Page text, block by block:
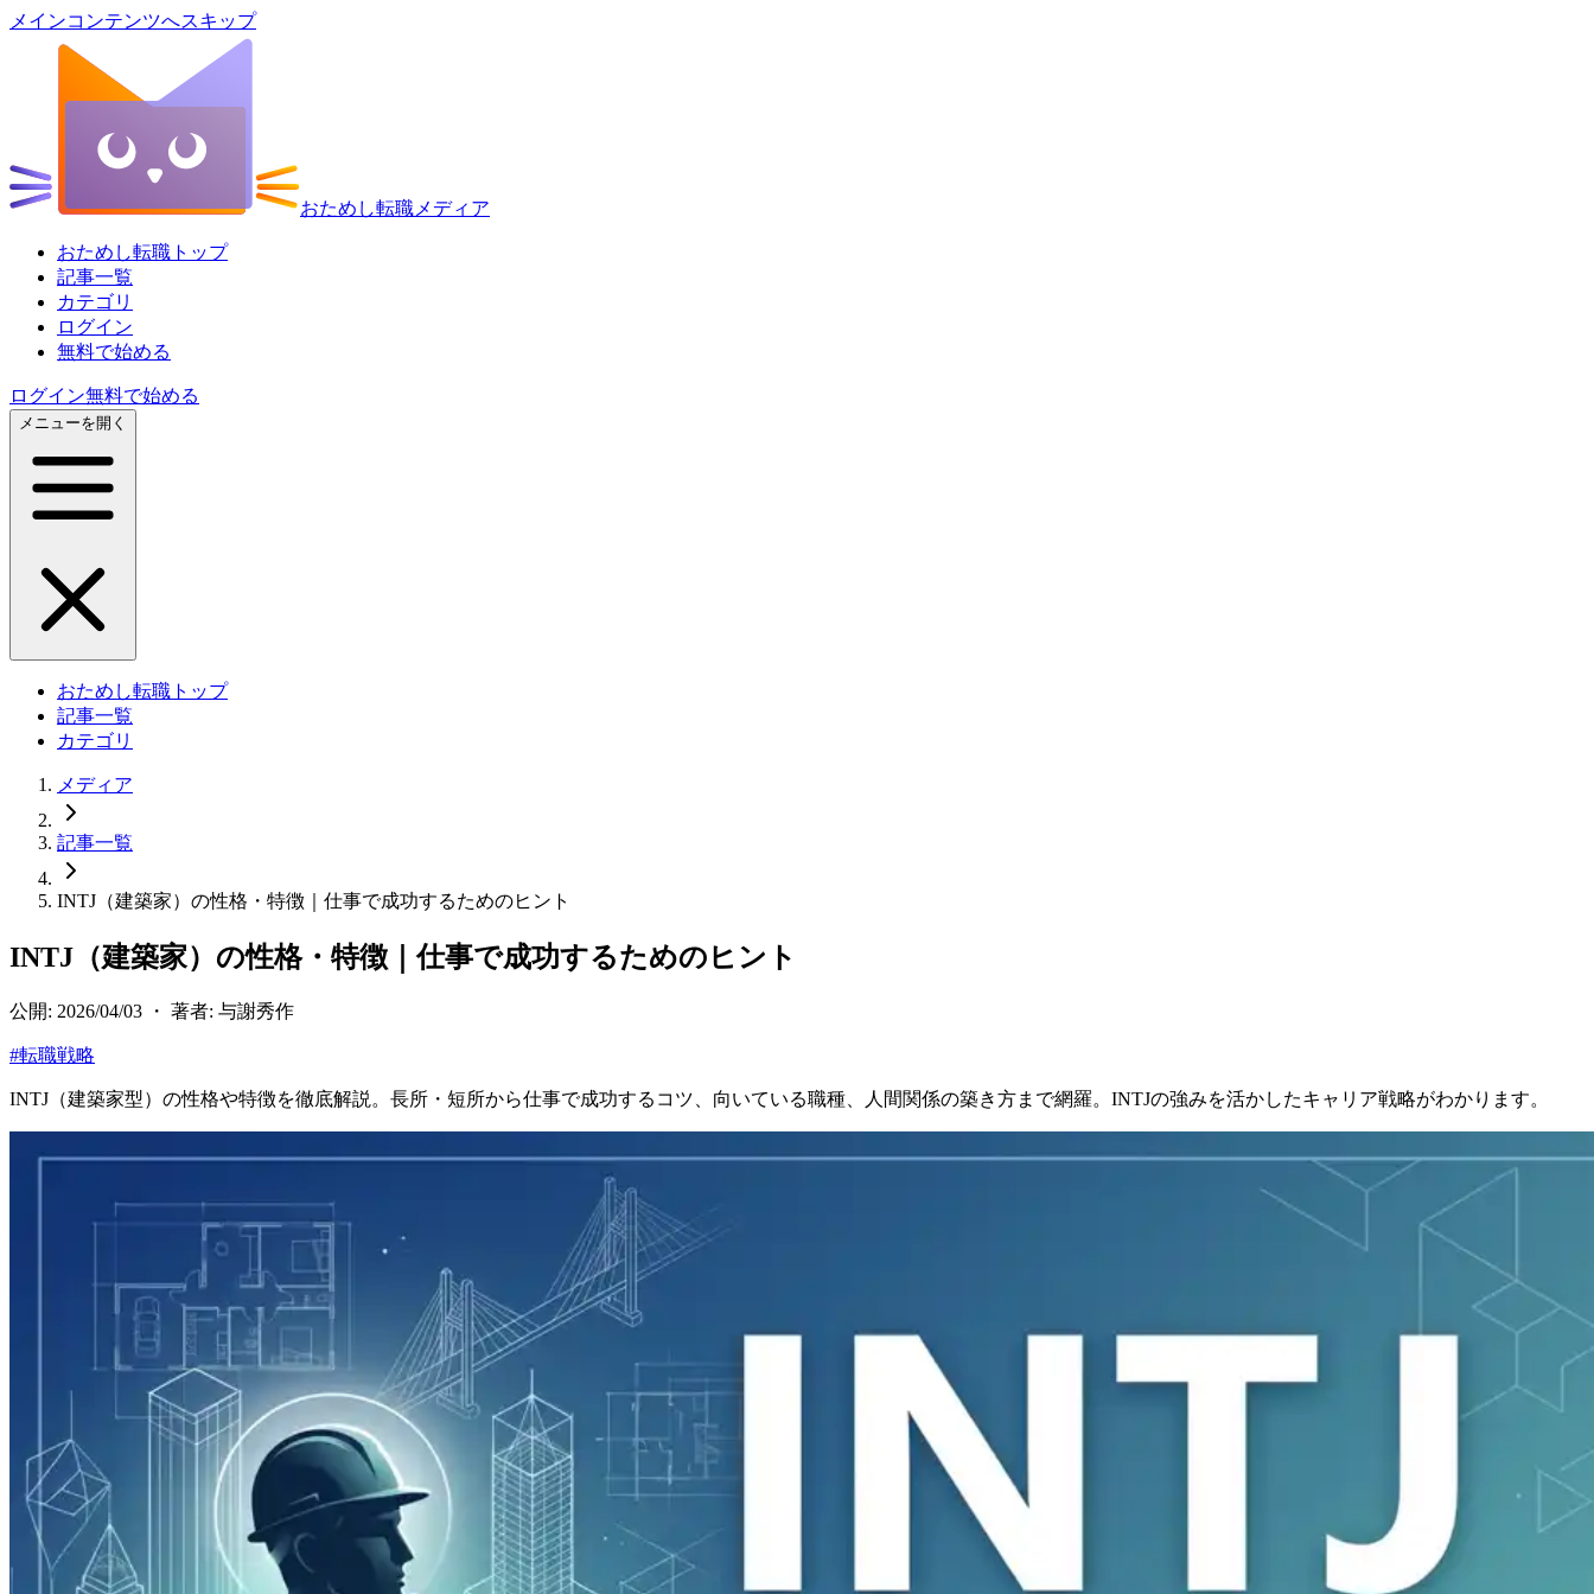
メインコンテンツへスキップ
おためし転職メディア
おためし転職トップ
記事一覧
カテゴリ
ログイン
無料で始める
ログイン無料で始める
メニューを開く
おためし転職トップ
記事一覧
カテゴリ
メディア
記事一覧
INTJ（建築家）の性格・特徴｜仕事で成功するためのヒント
INTJ（建築家）の性格・特徴｜仕事で成功するためのヒント
公開: 2026/04/03 ・ 著者: 与謝秀作
#転職戦略
INTJ（建築家型）の性格や特徴を徹底解説。長所・短所から仕事で成功するコツ、向いている職種、人間関係の築き方まで網羅。INTJの強みを活かしたキャリア戦略がわかります。